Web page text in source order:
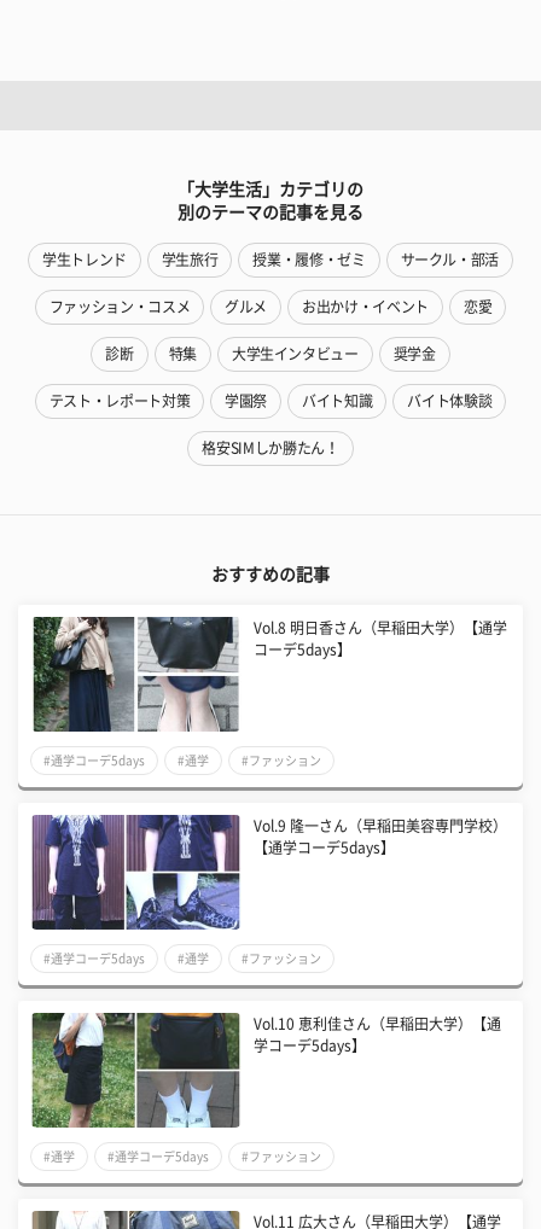
「大学生活」カテゴリの
別のテーマの記事を見る
学生トレンド 学生旅行 授業・履修・ゼミ サークル・部活
ファッション・コスメ グルメ お出かけ・イベント 恋愛
診断 特集 大学生インタビュー 奨学金
テスト・レポート対策 学園祭 バイト知識 バイト体験談
格安SIMしか勝たん！
おすすめの記事
Vol.8 明日香さん（早稲田大学）【通学
コーデ5days】
#通学コーデ5days #通学 #ファッション
Vol.9 隆一さん（早稲田美容専門学校）
【通学コーデ5days】
#通学コーデ5days #通学 #ファッション
Vol.10 恵利佳さん（早稲田大学）【通
学コーデ5days】
#通学 #通学コーデ5days #ファッション
Vol.11 広大さん（早稲田大学）【通学